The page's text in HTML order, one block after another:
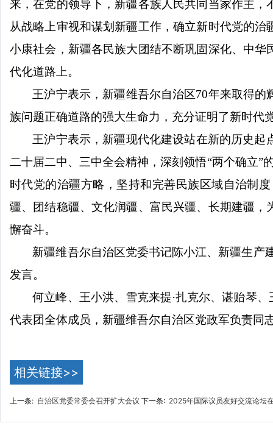
来，在党的领导下，新疆各族人民共同当家作主
从战略上审视和谋划新疆工作，确立新时代党的
小康社会，新疆各民族大团结不断巩固深化、中
代化道路上。
王沪宁表示，新疆维吾尔自治区70年来取得的
族问题正确道路的强大生命力，充分证明了新时代
王沪宁表示，新疆现代化建设站在新的历史
二十届二中、三中全会精神，深刻领悟“两个确立”
时代党的治疆方略，坚持和完善民族区域自治制
疆、团结稳疆、文化润疆、富民兴疆、长期建疆
懈奋斗。
新疆维吾尔自治区党委书记陈小江、新疆生产
发言。
何立峰、王小洪、雪克来提·扎克尔、谌贻琴
代表团全体成员，新疆维吾尔自治区党政军负责同
相关链接>>
上一条: 自治区党委常委会召开扩大会议 下一条: 2025年国际议员友好交流论坛